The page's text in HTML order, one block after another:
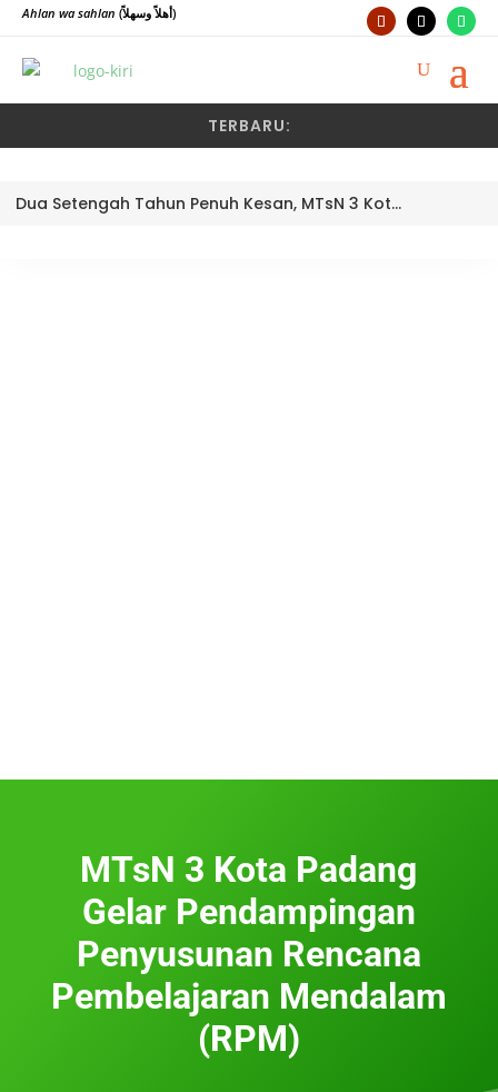
Ahlan wa sahlan (أهلاً وسهلاً)
TERBARU:
Dua Setengah Tahun Penuh Kesan, MTsN 3 Kota Padang Lepas Pengawas Pembina Dra. Nayusminar Nasrun
MTsN 3 Kota Padang
Gelar Pendampingan
Penyusunan Rencana
Pembelajaran Mendalam
(RPM)